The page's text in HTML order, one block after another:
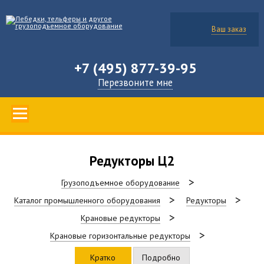
Ваш заказ
+7 (495) 877-39-95
Перезвоните мне
Редукторы Ц2
Грузоподъемное оборудование
Каталог промышленного оборудования
Редукторы
Крановые редукторы
Крановые горизонтальные редукторы
Кратко
Подробно